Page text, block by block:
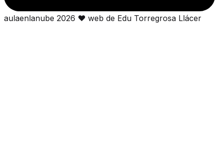
aulaenlanube 2026 ❤ web de Edu Torregrosa Llácer